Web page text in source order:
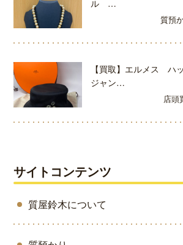
ル …
質預
【買取】エルメス ハ
ジャン…
店頭
サイトコンテンツ
質屋鈴木について